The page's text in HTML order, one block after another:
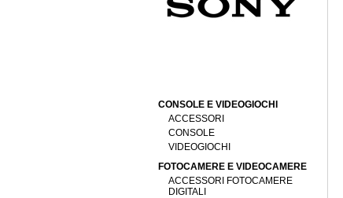
CONSOLE E VIDEOGIOCHI
ACCESSORI
CONSOLE
VIDEOGIOCHI
FOTOCAMERE E VIDEOCAMERE
ACCESSORI FOTOCAMERE
DIGITALI